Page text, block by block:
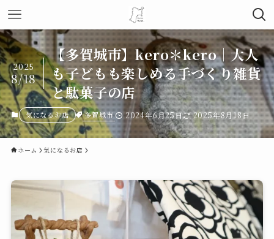
【多賀城市】kero＊kero｜大人
も子どもも楽しめる手づくり雑貨
と駄菓子の店
2025
8/18
気になるお店 多賀城市 2024年6月25日 2025年8月18日
ホーム 気になるお店